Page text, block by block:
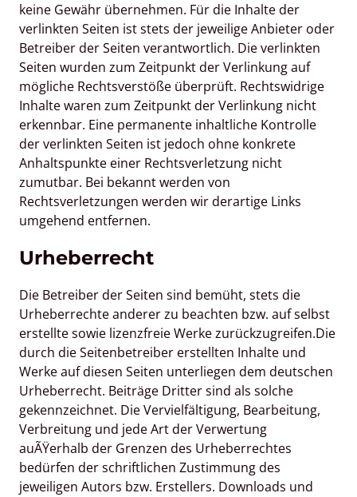
keine Gewähr übernehmen. Für die Inhalte der
verlinkten Seiten ist stets der jeweilige Anbieter oder
Betreiber der Seiten verantwortlich. Die verlinkten
Seiten wurden zum Zeitpunkt der Verlinkung auf
mögliche Rechtsverstöße überprüft. Rechtswidrige
Inhalte waren zum Zeitpunkt der Verlinkung nicht
erkennbar. Eine permanente inhaltliche Kontrolle
der verlinkten Seiten ist jedoch ohne konkrete
Anhaltspunkte einer Rechtsverletzung nicht
zumutbar. Bei bekannt werden von
Rechtsverletzungen werden wir derartige Links
umgehend entfernen.
Urheberrecht
Die Betreiber der Seiten sind bemüht, stets die
Urheberrechte anderer zu beachten bzw. auf selbst
erstellte sowie lizenzfreie Werke zurückzugreifen.Die
durch die Seitenbetreiber erstellten Inhalte und
Werke auf diesen Seiten unterliegen dem deutschen
Urheberrecht. Beiträge Dritter sind als solche
gekennzeichnet. Die Vervielfältigung, Bearbeitung,
Verbreitung und jede Art der Verwertung
auÃŸerhalb der Grenzen des Urheberrechtes
bedürfen der schriftlichen Zustimmung des
jeweiligen Autors bzw. Erstellers. Downloads und